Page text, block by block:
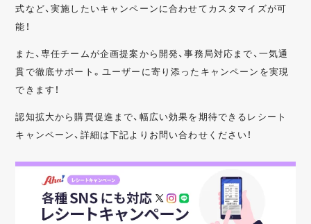
式など、実施したいキャンペーンに合わせてカスタマイズが可
能！
また、専任チームが企画提案から開発、事務局対応まで、一気通
貫で徹底サポート。ユーザーに寄り添ったキャンペーンを実現
できます！
認知拡大から購買促進まで、幅広い効果を期待できるレシート
キャンペーン、詳細は下記よりお問い合わせください！